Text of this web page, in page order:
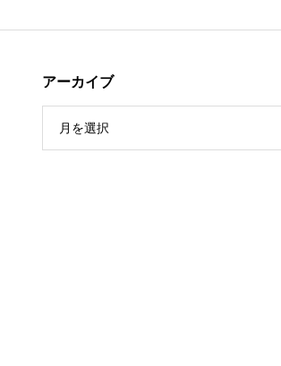
高岡市青年会議所オープン例会『挑戦のすゝ
アーカイブ
月を選択